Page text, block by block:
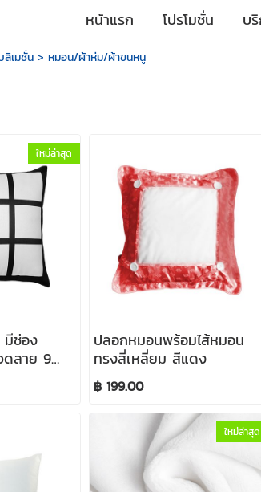
หน้าแรก โปรโมชั่น บ
เมชั่น> หมอน/ผ้าห่ม/ผ้าขนหนู
ใหม่ล่าสุด
ช่อง
ดลาย 9
Cover
ปลอกหมอนพร้อมไส้หมอน
ทรงสี่เหลี่ยม สีแดง
฿ 199.00
ใหม่ล่าสุด